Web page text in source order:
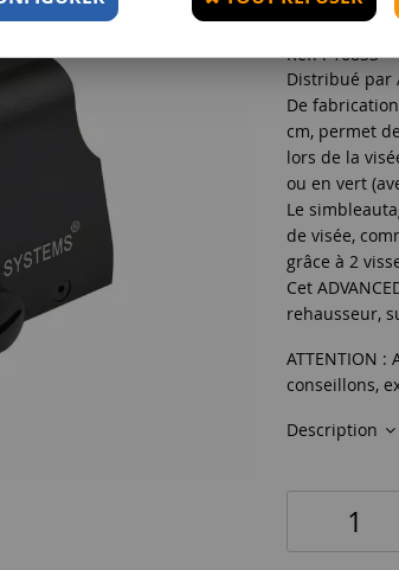
Réf. :16833
Distribué par
De
cm, permet
lors de la
ou en vert
Le
de visée,
grâce à 2
Cet
rehausseur,
ATTENTION
conseillons,
Description